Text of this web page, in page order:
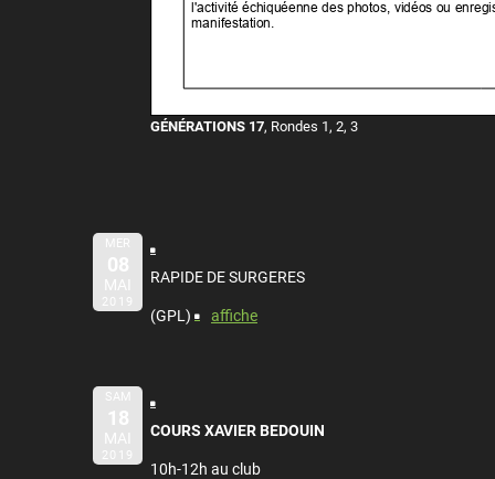
GÉNÉRATIONS 17, Rondes 1, 2, 3
MER
08
MAI
2019
RAPIDE DE SURGERES
(GPL) affiche
SAM
18
MAI
2019
COURS XAVIER BEDOUIN
10h-12h au club